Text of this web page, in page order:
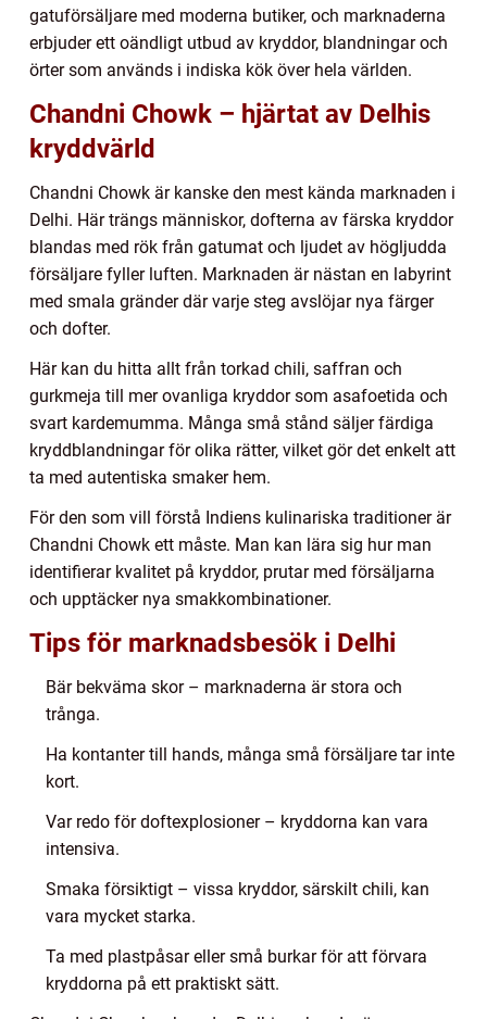
gatuförsäljare med moderna butiker, och marknaderna
erbjuder ett oändligt utbud av kryddor, blandningar och
örter som används i indiska kök över hela världen.
Chandni Chowk – hjärtat av Delhis
kryddvärld
Chandni Chowk är kanske den mest kända marknaden i
Delhi. Här trängs människor, dofterna av färska kryddor
blandas med rök från gatumat och ljudet av högljudda
försäljare fyller luften. Marknaden är nästan en labyrint
med smala gränder där varje steg avslöjar nya färger
och dofter.
Här kan du hitta allt från torkad chili, saffran och
gurkmeja till mer ovanliga kryddor som asafoetida och
svart kardemumma. Många små stånd säljer färdiga
kryddblandningar för olika rätter, vilket gör det enkelt att
ta med autentiska smaker hem.
För den som vill förstå Indiens kulinariska traditioner är
Chandni Chowk ett måste. Man kan lära sig hur man
identifierar kvalitet på kryddor, prutar med försäljarna
och upptäcker nya smakkombinationer.
Tips för marknadsbesök i Delhi
Bär bekväma skor – marknaderna är stora och
trånga.
Ha kontanter till hands, många små försäljare tar inte
kort.
Var redo för doftexplosioner – kryddorna kan vara
intensiva.
Smaka försiktigt – vissa kryddor, särskilt chili, kan
vara mycket starka.
Ta med plastpåsar eller små burkar för att förvara
kryddorna på ett praktiskt sätt.